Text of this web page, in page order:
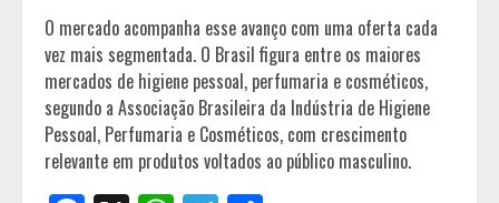
O mercado acompanha esse avanço com uma oferta cada
vez mais segmentada. O Brasil figura entre os maiores
mercados de higiene pessoal, perfumaria e cosméticos,
segundo a Associação Brasileira da Indústria de Higiene
Pessoal, Perfumaria e Cosméticos, com crescimento
relevante em produtos voltados ao público masculino.